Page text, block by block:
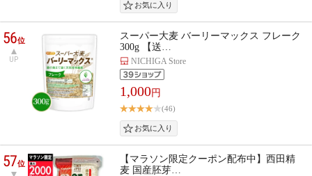
56位
UP
スーパー大麦 バーリーマックス フレーク
300g 【送…
NICHIGA Store
1,000円
(46)
57位
【マラソン限定クーポン配布中】西田精
麦 国産胚芽…